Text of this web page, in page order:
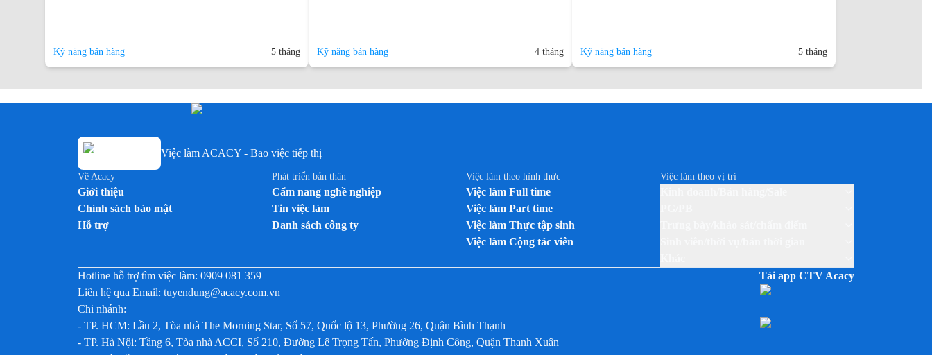
Kỹ năng bán hàng 5 tháng Kỹ năng bán hàng 4 tháng Kỹ năng bán hàng 5 tháng
Việc làm ACACY - Bao việc tiếp thị
Về Acacy
Giới thiệu
Chính sách bảo mật
Hỗ trợ
Phát triển bản thân
Cẩm nang nghề nghiệp
Tin việc làm
Danh sách công ty
Việc làm theo hình thức
Việc làm Full time
Việc làm Part time
Việc làm Thực tập sinh
Việc làm Cộng tác viên
Việc làm theo vị trí
Hotline hỗ trợ tìm việc làm: 0909 081 359
Liên hệ qua Email: tuyendung@acacy.com.vn
Chi nhánh:
- TP. HCM: Lầu 2, Tòa nhà The Morning Star, Số 57, Quốc lộ 13, Phường 26, Quận Bình Thạnh
- TP. Hà Nội: Tầng 6, Tòa nhà ACCI, Số 210, Đường Lê Trọng Tấn, Phường Định Công, Quận Thanh Xuân
Tải app CTV Acacy